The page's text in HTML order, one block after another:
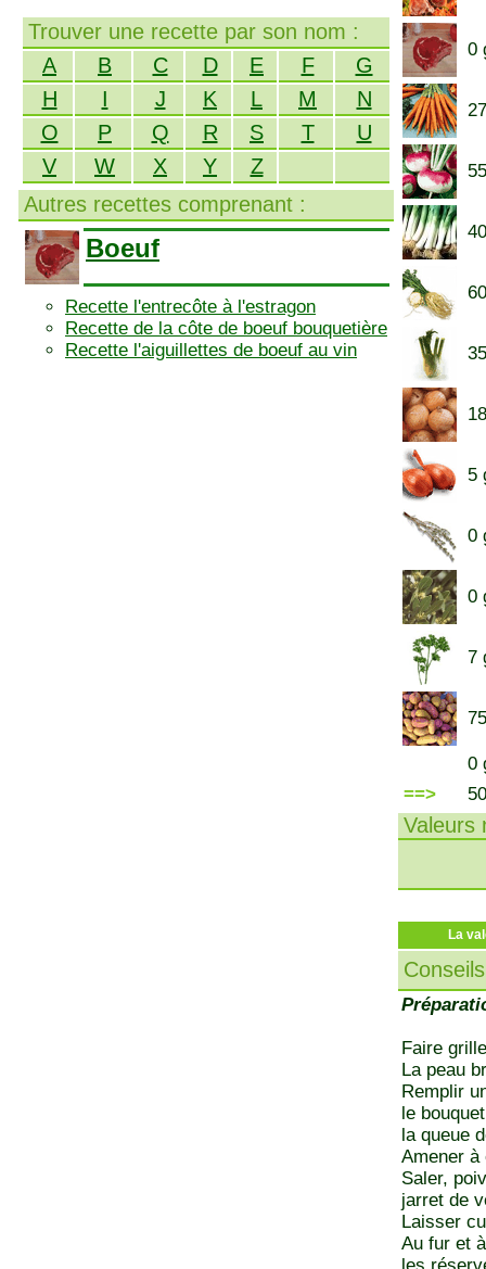
Trouver une recette par son nom :
A
B C D E F
G
H
I J K L M
N
O
P Q R S T
U
V
W X Y
Z
Autres recettes comprenant :
Boeuf
Recette l'entrecôte à l'estragon
Recette de la côte de boeuf bouquetière
Recette l'aiguillettes de boeuf au vin
0
5
0
0
7
0
==>
Valeurs
La
Faire
La peau
Remplir
le
la queue
Amener à
Saler,
jarret de
Laisser
Au fur et